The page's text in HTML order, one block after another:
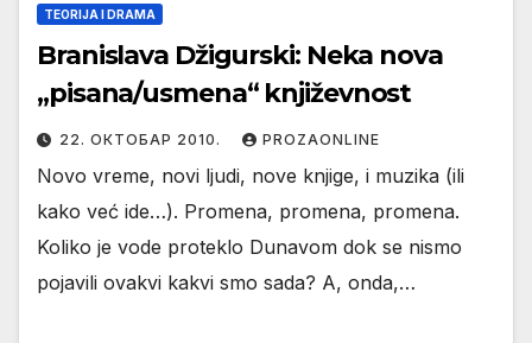
TEORIJA I DRAMA
Branislava Džigurski: Neka nova
„pisana/usmena“ književnost
22. ОКТОБАР 2010. PROZAONLINE
Novo vreme, novi ljudi, nove knjige, i muzika (ili
kako već ide…). Promena, promena, promena.
Koliko je vode proteklo Dunavom dok se nismo
pojavili ovakvi kakvi smo sada? A, onda,…